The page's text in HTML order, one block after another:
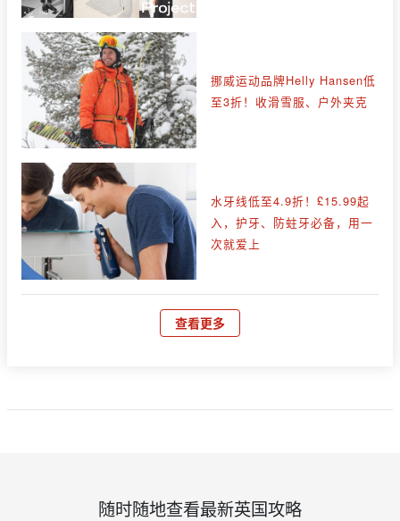
挪威运动品牌Helly Hansen低
至3折！收滑雪服、户外夹克
水牙线低至4.9折！£15.99起
入，护牙、防蛀牙必备，用一
次就爱上
查看更多
随时随地查看最新英国攻略